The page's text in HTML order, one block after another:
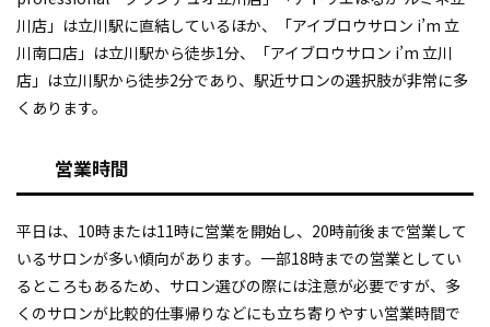
川店」は立川駅に直結しているほか、「アイブロウサロン i’m 立
川南口店」は立川駅から徒歩1分、「アイブロウサロン i’m 立川
店」は立川駅から徒歩2分であり、駅近サロンの選択肢が非常に多
くあります。
営業時間
平日は、10時または11時に営業を開始し、20時前後まで営業して
いるサロンが多い傾向があります。一部18時までの営業としてい
るところもあるため、サロン選びの際には注意が必要ですが、多
くのサロンが比較的仕事帰りなどにも立ち寄りやすい営業時間で